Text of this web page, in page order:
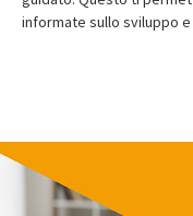
informate sullo sviluppo